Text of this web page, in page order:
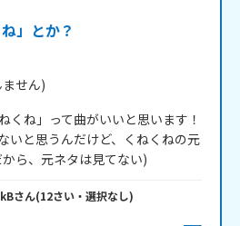
ね」とか？
せん)
くね」って曲がいいと思います！
いと思うんだけど、くねくねの元
ら、元ネタは見てない)
さん(12さい・ 選択なし)